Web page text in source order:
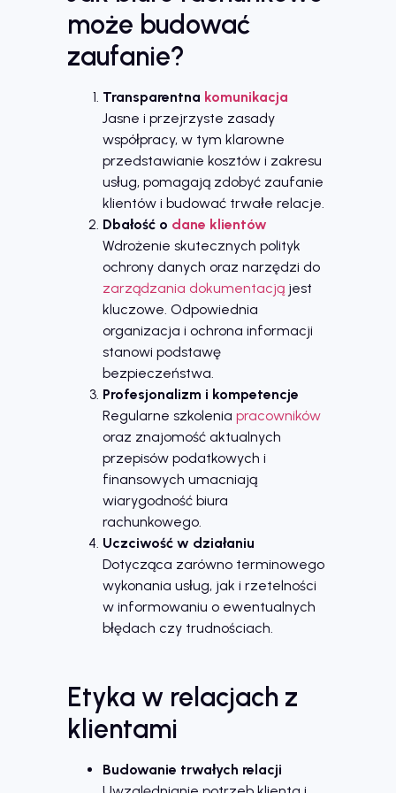
może budować
zaufanie?
Transparentna komunikacja
Jasne i przejrzyste zasady
współpracy, w tym klarowne
przedstawianie kosztów i zakresu
usług, pomagają zdobyć zaufanie
klientów i budować trwałe relacje.
Dbałość o dane klientów
Wdrożenie skutecznych polityk
ochrony danych oraz narzędzi do
zarządzania dokumentacją jest
kluczowe. Odpowiednia
organizacja i ochrona informacji
stanowi podstawę
bezpieczeństwa.
Profesjonalizm i kompetencje
Regularne szkolenia pracowników
oraz znajomość aktualnych
przepisów podatkowych i
finansowych umacniają
wiarygodność biura
rachunkowego.
Uczciwość w działaniu
Dotycząca zarówno terminowego
wykonania usług, jak i rzetelności
w informowaniu o ewentualnych
błędach czy trudnościach.
Etyka w relacjach z
klientami
Budowanie trwałych relacji